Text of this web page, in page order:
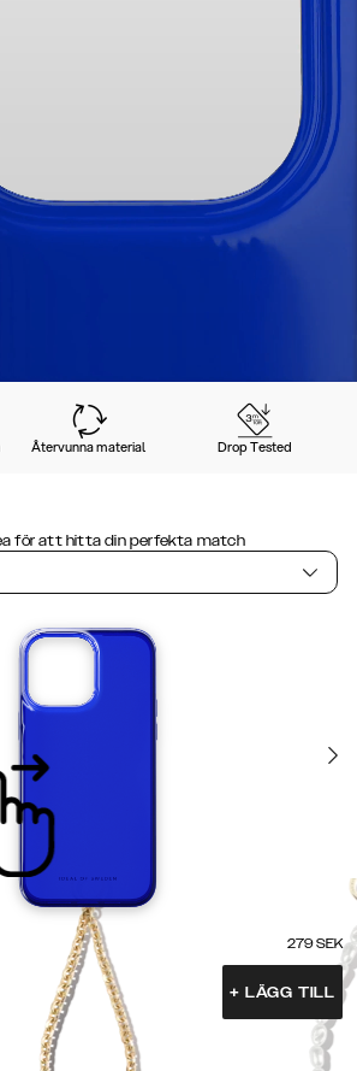
Återvunna material Drop Tested
för att hitta din perfekta match
279 SEK
+ LÄGG TILL